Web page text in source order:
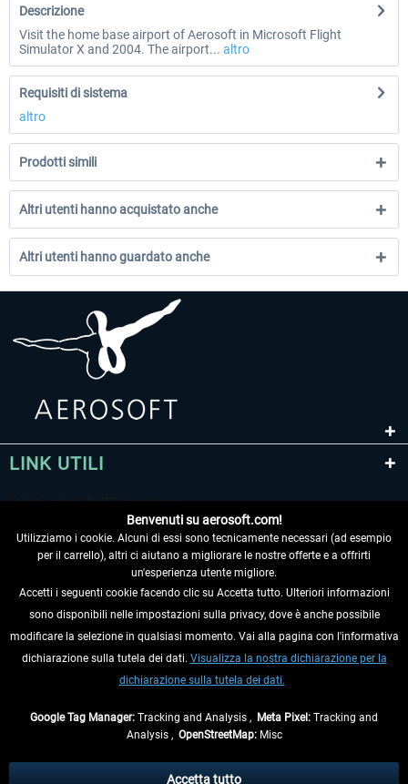
Descrizione
Visit the home base airport of Aerosoft in Microsoft Flight
Simulator X and 2004. The airport... altro
Requisiti di sistema
altro
Prodotti simili
Altri utenti hanno acquistato anche
Altri utenti hanno guardato anche
LINK UTILI
RECEDERE DAL CONTRATTO
INFORMAZIONI
eventualmente le spese di spedizione, se non diversamente descritto.
Benvenuti su aerosoft.com!
Utilizziamo i cookie. Alcuni di essi sono tecnicamente necessari (ad esempio
per il carrello), altri ci aiutano a migliorare le nostre offerte e a offrirti
un'esperienza utente migliore.
Accetti i seguenti cookie facendo clic su Accetta tutto. Ulteriori informazioni
sono disponibili nelle impostazioni sulla privacy, dove è anche possibile
modificare la selezione in qualsiasi momento. Vai alla pagina con l'informativa
dichiarazione sulla tutela dei dati. Visualizza la nostra dichiarazione per la
dichiarazione sulla tutela dei dati.
Google Tag Manager: Tracking and Analysis , Meta Pixel: Tracking and
Analysis , OpenStreetMap:Misc
Accetta tutto